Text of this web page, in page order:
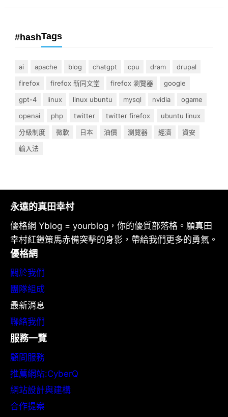
#hashTags
ai apache blog chatgpt cpu dram
drupal
firefox
firefox 新同文堂 firefox 瀏覽器
google
gpt-4
linux linux ubuntu mysql nvidia
ogame
openai
php twitter twitter firefox
ubuntu linux
分級制度
微軟 日本 油價 瀏覽器 經濟
資安
輸入法
永遠的真田幸村
優格網 Yblog = yourblog，你的優質部落格。願真田
幸村紅鎧策馬赤備突擊的身影，帶給我們更多的勇氣。
優格網
關於我們
團隊組成
最新消息
聯絡我們
服務一覽
顧問服務
推薦網站:CyberQ
網站設計與建構
合作提案